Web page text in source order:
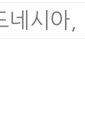
네시아,